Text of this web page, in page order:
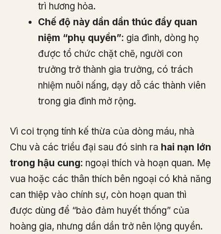
trì hương hỏa.
Chế độ này dần dần thúc đẩy quan
niệm “phụ quyền”: gia đình, dòng họ
được tổ chức chặt chẽ, người con
trưởng trở thành gia trưởng, có trách
nhiệm nuôi nấng, dạy dỗ các thành viên
trong gia đình mở rộng.
Vì coi trọng tính kế thừa của dòng máu, nhà
Chu và các triều đại sau đó sinh ra hai nạn lớn
trong hậu cung: ngoại thích và hoạn quan. Mẹ
vua hoặc các thân thích bên ngoại có khả năng
can thiệp vào chính sự, còn hoạn quan thì
được dùng để “bảo đảm huyết thống” của
hoàng gia, nhưng dần dần trở nên lộng quyền.